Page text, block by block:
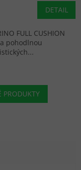
DETAIL
FULL CUSHION
pohodlnou
PRODUKTY